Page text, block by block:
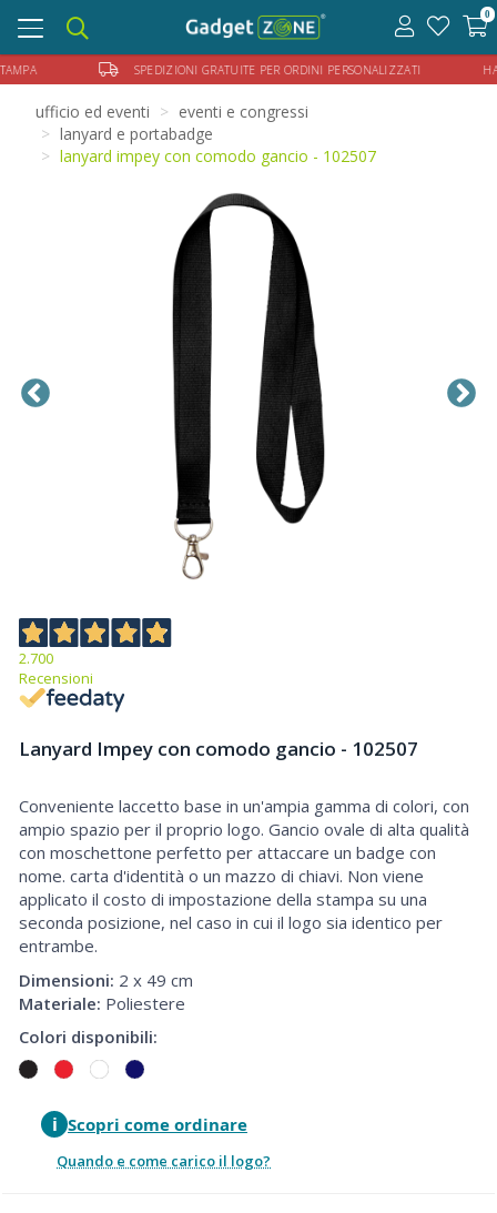
STAMPA SPEDIZIONI GRATUITE PER ORDINI PERSONALIZZATI HAI
Toggle
navigation
0
ufficio ed eventi
eventi e congressi
lanyard e portabadge
lanyard impey con comodo gancio - 102507
2.700
Recensioni
Lanyard Impey con comodo gancio - 102507
Conveniente laccetto base in un'ampia gamma di colori, con
ampio spazio per il proprio logo. Gancio ovale di alta qualità
con moschettone perfetto per attaccare un badge con
nome. carta d'identità o un mazzo di chiavi. Non viene
applicato il costo di impostazione della stampa su una
seconda posizione, nel caso in cui il logo sia identico per
entrambe.
Dimensioni: 2 x 49 cm
Materiale: Poliestere
Colori disponibili:
i Scopri come ordinare
Quando e come carico il logo?